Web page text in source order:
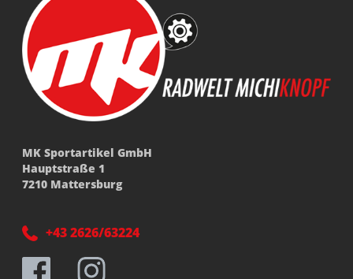
MK Sportartikel GmbH
Hauptstraße 1
7210 Mattersburg
+43 2626/63224